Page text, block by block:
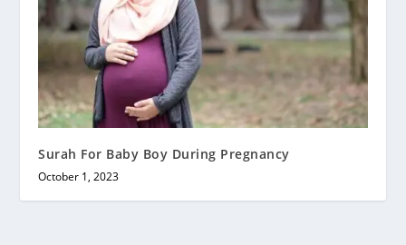
Surah For Baby Boy During Pregnancy
October 1, 2023